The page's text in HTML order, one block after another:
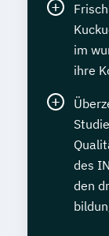
im
ihre
des
den